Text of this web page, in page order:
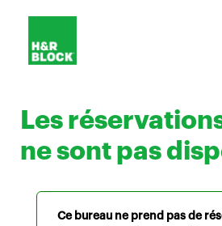
Les
ne sont pas
Ce bureau ne prend pas de